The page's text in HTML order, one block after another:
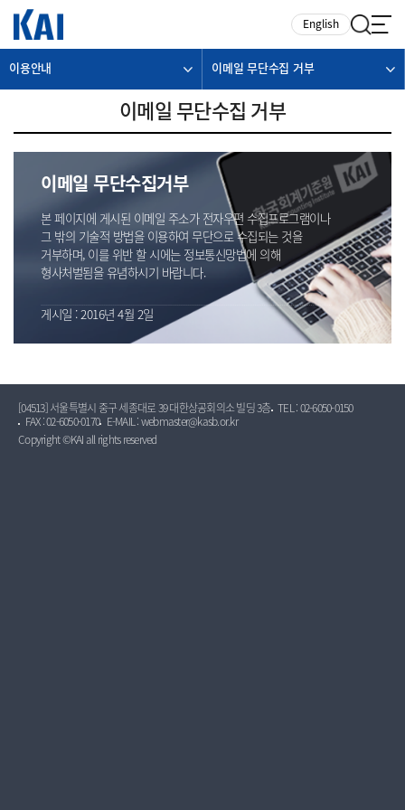
English
이용안내 이메일 무단수집 거부
이메일 무단수집 거부
이메일 무단수집거부
본 페이지에 게시된 이메일 주소가 전자우편 수집프로그램이나
그 밖의 기술적 방법을 이용하여 무단으로 수집되는 것을
거부하며, 이를 위반 할 시에는 정보통신망법에 의해
형사처벌됨을 유념하시기 바랍니다.
게시일 : 2016년 4월 2일
[04513] 서울특별시 중구 세종대로 39 대한상공회의소 빌딩 3층 TEL : 02-6050-0150
FAX : 02-6050-0170
E-MAIL : webmaster@kasb.or.kr
Copyright ©KAI all rights reserved